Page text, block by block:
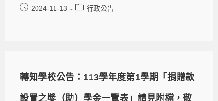
2024-11-13 行政公告
轉知學校公告：113學年度第1學期「捐贈款
設置之獎（助）學金一覽表」請見附檔，敬